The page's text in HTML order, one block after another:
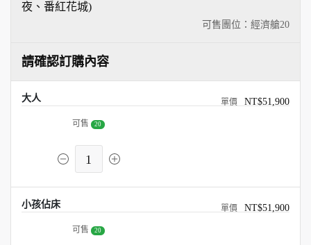
可售團位：經濟艙20
夜、番紅花城)
請確認訂購內容
大人 NT$51,900
可售 20
1
小孩佔床 NT$51,900
可售 20